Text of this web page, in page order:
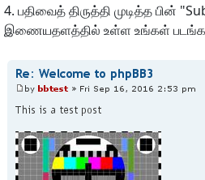
பதிவைத் திருத்தி முடித்த பின்
இணையதளத்தில் உள்ள உங்கள்